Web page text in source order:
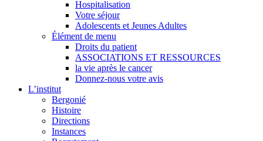
Hospitalisation
Votre séjour
Adolescents et Jeunes Adultes
Élément de menu
Droits du patient
ASSOCIATIONS ET RESSOURCES
la vie après le cancer
Donnez-nous votre avis
L’institut
Bergonié
Histoire
Directions
Instances